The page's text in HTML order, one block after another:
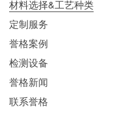
材料选择&工艺种类
定制服务
誉格案例
检测设备
誉格新闻
联系誉格